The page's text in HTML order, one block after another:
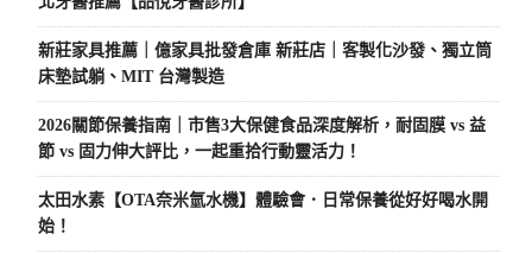
新莊家具推薦｜億家具批發倉庫 新莊店｜客製化沙發、獨立筒
床墊試躺、MIT 台灣製造
2026關節保養指南｜市售3大保健食品深度解析，耐固膜 vs 益
節 vs 固力伸大評比，一起重拾行動靈活力！
太田水素【OTA奈米氫水機】體驗會．日常保養從好好喝水開
始！